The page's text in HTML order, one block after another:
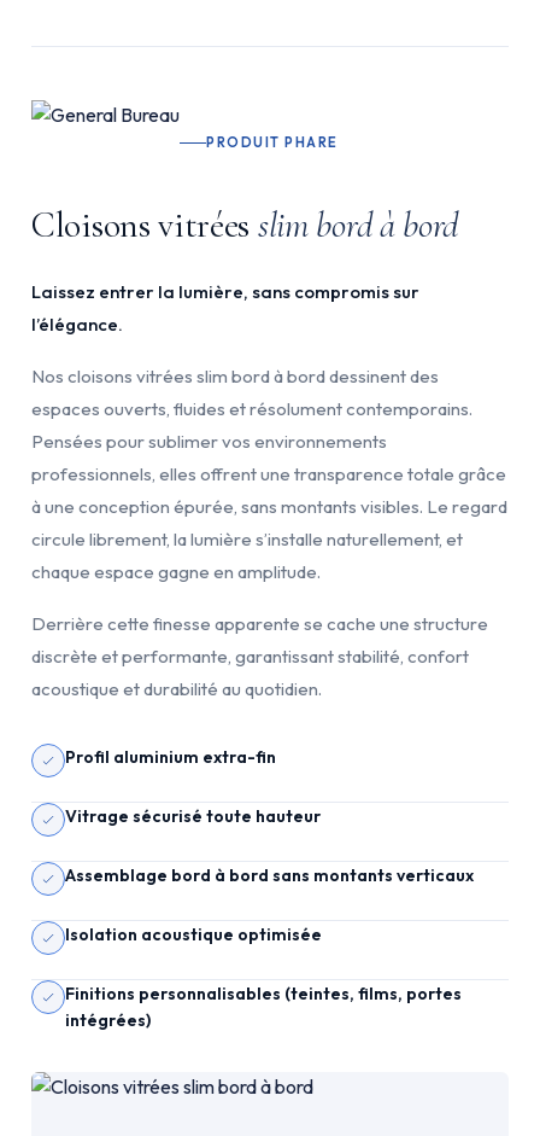
PRODUIT PHARE
Cloisons vitrées slim bord à bord
Laissez entrer la lumière, sans compromis sur
l’élégance.
Nos cloisons vitrées slim bord à bord dessinent des
espaces ouverts, fluides et résolument contemporains.
Pensées pour sublimer vos environnements
professionnels, elles offrent une transparence totale grâce
à une conception épurée, sans montants visibles. Le regard
circule librement, la lumière s’installe naturellement, et
chaque espace gagne en amplitude.
Derrière cette finesse apparente se cache une structure
discrète et performante, garantissant stabilité, confort
acoustique et durabilité au quotidien.
Profil aluminium extra-fin
Vitrage sécurisé toute hauteur
Assemblage bord à bord sans montants verticaux
Isolation acoustique optimisée
Finitions personnalisables (teintes, films, portes
intégrées)